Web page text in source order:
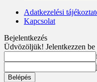
Adatkezelési
Kapcsolat
Bejelentkezés
Üdvözöljük! Jelentkezzen be